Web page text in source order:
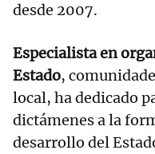
desde 2007.
Especialista en
Estado,
local, ha dedicado
dictámenes a la
desarrollo del